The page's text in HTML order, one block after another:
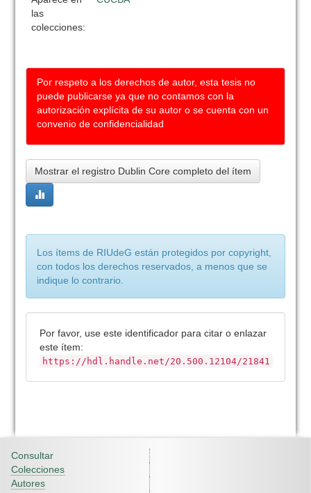
las
colecciones:
Por respeto a los derechos de autor, esta tesis no
puede publicarse ya que no contamos con la
autorización explícita de su autor o se cuenta con un
convenio de confidencialidad
Mostrar el registro Dublin Core completo del ítem
Los ítems de RIUdeG están protegidos por copyright,
con todos los derechos reservados, a menos que se
indique lo contrario.
Por favor, use este identificador para citar o enlazar
este ítem:
https://hdl.handle.net/20.500.12104/21841
Consultar
Colecciones
Autores